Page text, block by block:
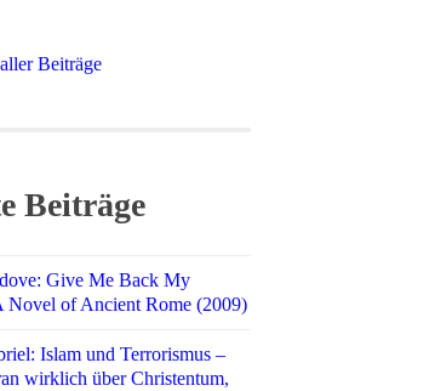
Beiträge
Beiträge
Give Me Back My
Novel of Ancient Rome (2009)
Islam und Terrorismus –
wirklich über Christentum,